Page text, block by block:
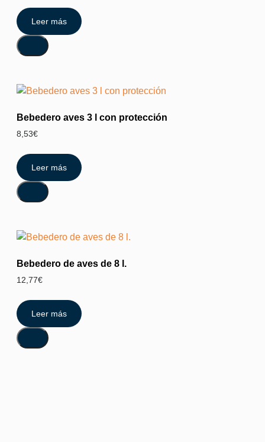
Leer más
Bebedero aves 3 l con protección
8,53€
Leer más
Bebedero de aves de 8 l.
12,77€
Leer más